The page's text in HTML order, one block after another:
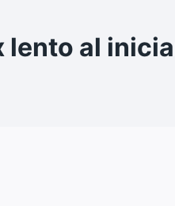
lento al